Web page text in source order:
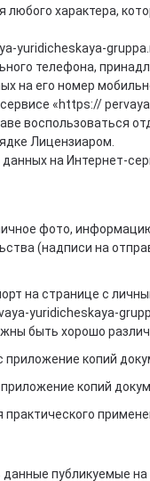
характера,
yuridicheskaya-
телефона,
на его номер
«https://
воспользоваться
Лицензиаром.
на Интернет-
фото,
(надписи на
на странице с
yuridicheskaya-
быть хорошо
приложение копий
копий
публикуемые